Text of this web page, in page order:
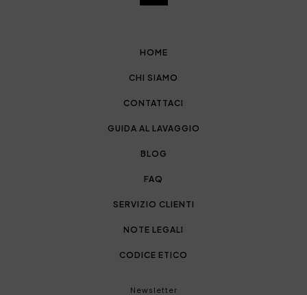
HOME
CHI SIAMO
CONTATTACI
GUIDA AL LAVAGGIO
BLOG
FAQ
SERVIZIO CLIENTI
NOTE LEGALI
CODICE ETICO
Newsletter